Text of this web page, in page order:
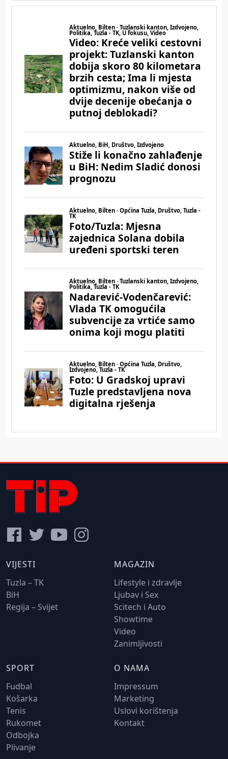
VIJESTI
Tuzla – TK
BiH
Regija – Svijet
MAGAZIN
Lifestyle i zdravlje
Ljubav i Sex
Scitech i Auto
Showtime
Video
Zanimljivosti
SPORT
Fudbal
Košarka
Tenis
Rukomet
Odbojka
Plivanje
O NAMA
Impressum
Marketing
Uslovi korištenja
Kontakt